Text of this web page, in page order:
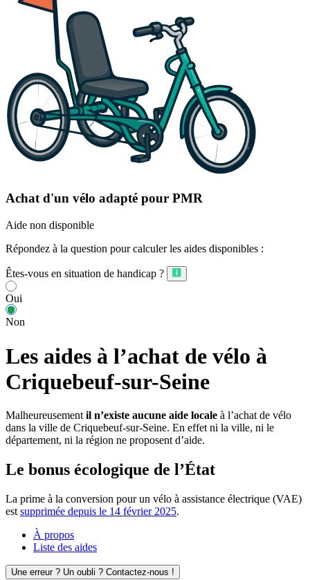
Achat d'un vélo adapté pour PMR
Aide non disponible
Répondez à la question pour calculer les aides disponibles :
Êtes-vous en situation de handicap ?
Oui
Non
Les aides à l’achat de vélo à
Criquebeuf-sur-Seine
Malheureusement il n’existe aucune aide locale à l’achat de vélo
dans la ville de Criquebeuf-sur-Seine. En effet ni la ville, ni le
département, ni la région ne proposent d’aide.
Le bonus écologique de l’État
La prime à la conversion pour un vélo à assistance électrique (VAE)
est supprimée depuis le 14 février 2025.
À propos
Liste des aides
Une erreur ? Un oubli ? Contactez-nous !